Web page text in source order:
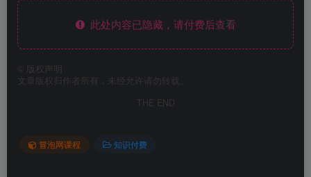
此处内容已隐藏，请付费后查看
版权声明
文章版权归作者所有，未经允许请勿转载。
THE END
冒泡网课程 知识付费